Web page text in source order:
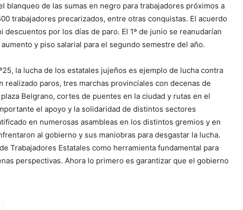
CR
blanqueo de las sumas en negro para trabajadores próximos a
trabajadores precarizados, entre otras conquistas. El acuerdo
descuentos por los días de paro. El 1º de junio se reanudarían
y piso salarial para el segundo semestre del año.
la lucha de los estatales jujeños es ejemplo de lucha contra
realizado paros, tres marchas provinciales con decenas de
Belgrano, cortes de puentes en la ciudad y rutas en el
el apoyo y la solidaridad de distintos sectores
en numerosas asambleas en los distintos gremios y en
al gobierno y sus maniobras para desgastar la lucha.
Trabajadores Estatales como herramienta fundamental para
perspectivas. Ahora lo primero es garantizar que el gobierno